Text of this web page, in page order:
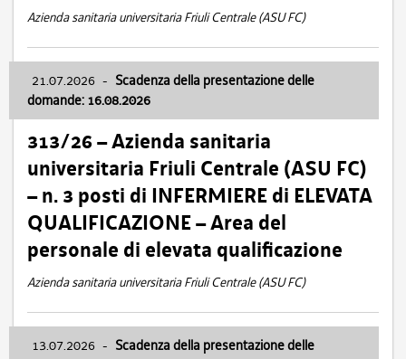
Azienda sanitaria universitaria Friuli Centrale (ASU FC)
21.07.2026 - Scadenza della presentazione delle
domande: 16.08.2026
313/26 – Azienda sanitaria
universitaria Friuli Centrale (ASU FC)
– n. 3 posti di INFERMIERE di ELEVATA
QUALIFICAZIONE – Area del
personale di elevata qualificazione
Azienda sanitaria universitaria Friuli Centrale (ASU FC)
13.07.2026 - Scadenza della presentazione delle